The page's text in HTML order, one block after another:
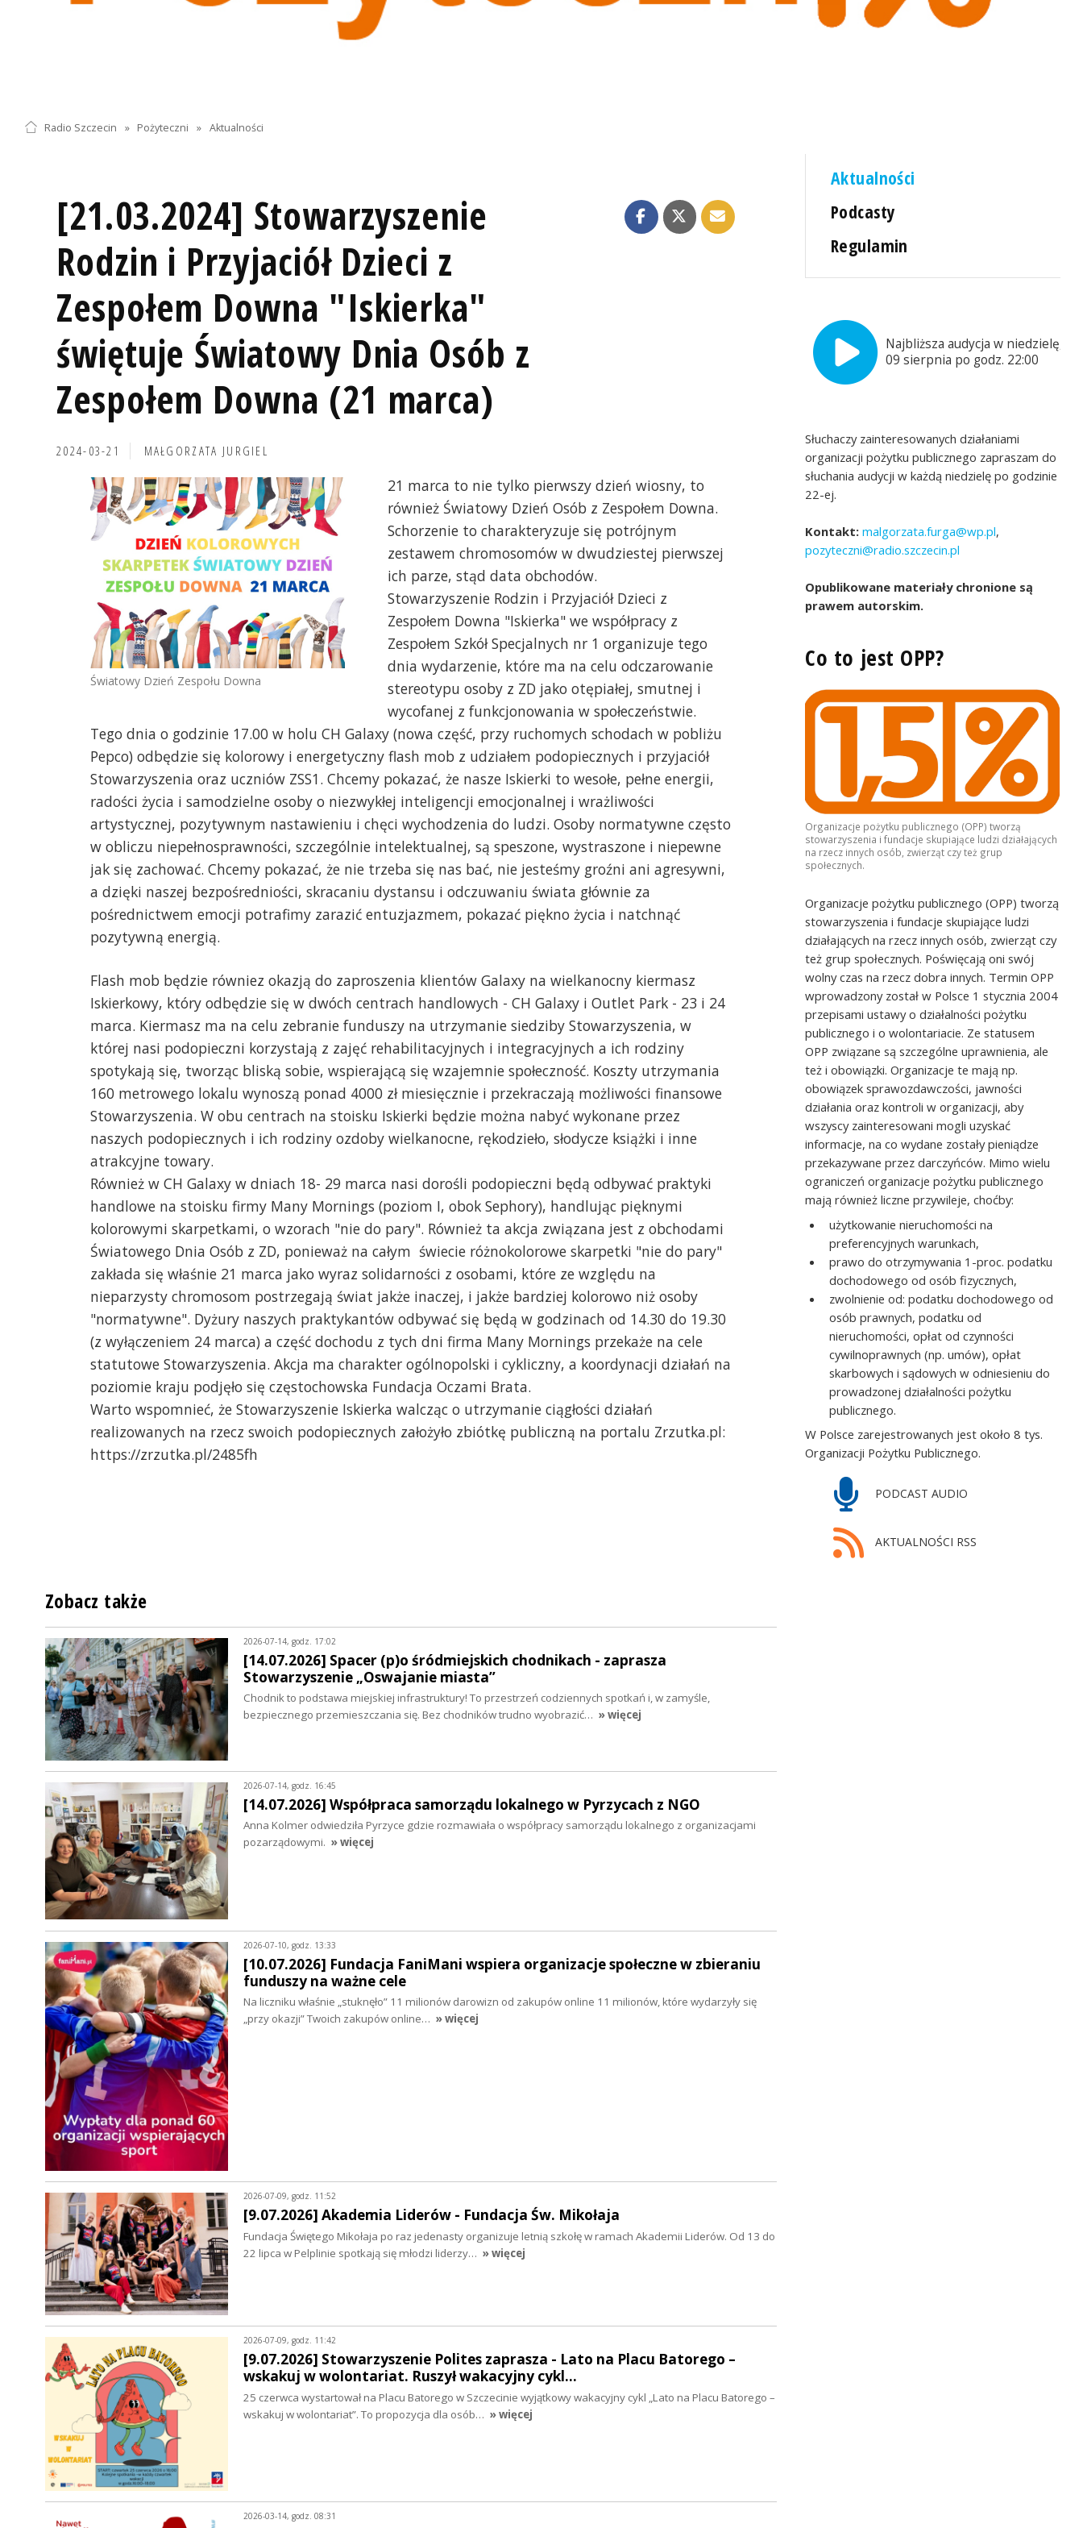
Radio Szczecin » Pożyteczni » Aktualności
[21.03.2024] Stowarzyszenie
Rodzin i Przyjaciół Dzieci z
Zespołem Downa "Iskierka"
świętuje Światowy Dnia Osób z
Zespołem Downa (21 marca)
2024-03-21 MAŁGORZATA JURGIEL
Światowy Dzień Zespołu Downa
21 marca to nie tylko pierwszy dzień wiosny, to
również Światowy Dzień Osób z Zespołem Downa.
Schorzenie to charakteryzuje się potrójnym
zestawem chromosomów w dwudziestej pierwszej
ich parze, stąd data obchodów.
Stowarzyszenie Rodzin i Przyjaciół Dzieci z
Zespołem Downa "Iskierka" we współpracy z
Zespołem Szkół Specjalnych nr 1 organizuje tego
dnia wydarzenie, które ma na celu odczarowanie
stereotypu osoby z ZD jako otępiałej, smutnej i
wycofanej z funkcjonowania w społeczeństwie.
Tego dnia o godzinie 17.00 w holu CH Galaxy (nowa część, przy ruchomych schodach w pobliżu
Pepco) odbędzie się kolorowy i energetyczny flash mob z udziałem podopiecznych i przyjaciół
Stowarzyszenia oraz uczniów ZSS1. Chcemy pokazać, że nasze Iskierki to wesołe, pełne energii,
radości życia i samodzielne osoby o niezwykłej inteligencji emocjonalnej i wrażliwości
artystycznej, pozytywnym nastawieniu i chęci wychodzenia do ludzi. Osoby normatywne często
w obliczu niepełnosprawności, szczególnie intelektualnej, są speszone, wystraszone i niepewne
jak się zachować. Chcemy pokazać, że nie trzeba się nas bać, nie jesteśmy groźni ani agresywni,
a dzięki naszej bezpośredniości, skracaniu dystansu i odczuwaniu świata głównie za
pośrednictwem emocji potrafimy zarazić entuzjazmem, pokazać piękno życia i natchnąć
pozytywną energią.
Flash mob będzie równiez okazją do zaproszenia klientów Galaxy na wielkanocny kiermasz
Iskierkowy, który odbędzie się w dwóch centrach handlowych - CH Galaxy i Outlet Park - 23 i 24
marca. Kiermasz ma na celu zebranie funduszy na utrzymanie siedziby Stowarzyszenia, w
której nasi podopieczni korzystają z zajęć rehabilitacyjnych i integracyjnych a ich rodziny
spotykają się, tworząc bliską sobie, wspierającą się wzajemnie społeczność. Koszty utrzymania
160 metrowego lokalu wynoszą ponad 4000 zł miesięcznie i przekraczają możliwości finansowe
Stowarzyszenia. W obu centrach na stoisku Iskierki będzie można nabyć wykonane przez
naszych podopiecznych i ich rodziny ozdoby wielkanocne, rękodzieło, słodycze książki i inne
atrakcyjne towary.
Również w CH Galaxy w dniach 18- 29 marca nasi dorośli podopieczni będą odbywać praktyki
handlowe na stoisku firmy Many Mornings (poziom I, obok Sephory), handlując pięknymi
kolorowymi skarpetkami, o wzorach "nie do pary". Również ta akcja związana jest z obchodami
Światowego Dnia Osób z ZD, ponieważ na całym świecie różnokolorowe skarpetki "nie do pary"
zakłada się właśnie 21 marca jako wyraz solidarności z osobami, które ze względu na
nieparzysty chromosom postrzegają świat jakże inaczej, i jakże bardziej kolorowo niż osoby
"normatywne". Dyżury naszych praktykantów odbywać się będą w godzinach od 14.30 do 19.30
(z wyłączeniem 24 marca) a część dochodu z tych dni firma Many Mornings przekaże na cele
statutowe Stowarzyszenia. Akcja ma charakter ogólnopolski i cykliczny, a koordynacji działań na
poziomie kraju podjęło się częstochowska Fundacja Oczami Brata.
Warto wspomnieć, że Stowarzyszenie Iskierka walcząc o utrzymanie ciągłości działań
realizowanych na rzecz swoich podopiecznych założyło zbiótkę publiczną na portalu Zrzutka.pl:
https://zrzutka.pl/2485fh
Aktualności
Podcasty
Regulamin
Najbliższa audycja w niedzielę,
09 sierpnia po godz. 22:00
Słuchaczy zainteresowanych działaniami
organizacji pożytku publicznego zapraszam do
słuchania audycji w każdą niedzielę po godzinie
22-ej.
Kontakt: malgorzata.furga@wp.pl,
pozyteczni@radio.szczecin.pl
Opublikowane materiały chronione są
prawem autorskim.
Co to jest OPP?
Organizacje pożytku publicznego (OPP) tworzą
stowarzyszenia i fundacje skupiające ludzi działających
na rzecz innych osób, zwierząt czy też grup
społecznych.
Organizacje pożytku publicznego (OPP) tworzą
stowarzyszenia i fundacje skupiające ludzi
działających na rzecz innych osób, zwierząt czy
też grup społecznych. Poświęcają oni swój
wolny czas na rzecz dobra innych. Termin OPP
wprowadzony został w Polsce 1 stycznia 2004
przepisami ustawy o działalności pożytku
publicznego i o wolontariacie. Ze statusem
OPP związane są szczególne uprawnienia, ale
też i obowiązki. Organizacje te mają np.
obowiązek sprawozdawczości, jawności
działania oraz kontroli w organizacji, aby
wszyscy zainteresowani mogli uzyskać
informacje, na co wydane zostały pieniądze
przekazywane przez darczyńców. Mimo wielu
ograniczeń organizacje pożytku publicznego
mają również liczne przywileje, choćby:
użytkowanie nieruchomości na
preferencyjnych warunkach,
prawo do otrzymywania 1-proc. podatku
dochodowego od osób fizycznych,
zwolnienie od: podatku dochodowego od
osób prawnych, podatku od
nieruchomości, opłat od czynności
cywilnoprawnych (np. umów), opłat
skarbowych i sądowych w odniesieniu do
prowadzonej działalności pożytku
publicznego.
W Polsce zarejestrowanych jest około 8 tys.
Organizacji Pożytku Publicznego.
PODCAST AUDIO
AKTUALNOŚCI RSS
Zobacz także
2026-07-14, godz. 17:02
[14.07.2026] Spacer (p)o śródmiejskich chodnikach - zaprasza
Stowarzyszenie „Oswajanie miasta”
Chodnik to podstawa miejskiej infrastruktury! To przestrzeń codziennych spotkań i, w zamyśle,
bezpiecznego przemieszczania się. Bez chodników trudno wyobrazić… » więcej
2026-07-14, godz. 16:45
[14.07.2026] Współpraca samorządu lokalnego w Pyrzycach z NGO
Anna Kolmer odwiedziła Pyrzyce gdzie rozmawiała o współpracy samorządu lokalnego z organizacjami
pozarządowymi. » więcej
2026-07-10, godz. 13:33
[10.07.2026] Fundacja FaniMani wspiera organizacje społeczne w zbieraniu
funduszy na ważne cele
Na liczniku właśnie „stuknęło” 11 milionów darowizn od zakupów online 11 milionów, które wydarzyły się
„przy okazji” Twoich zakupów online… » więcej
2026-07-09, godz. 11:52
[9.07.2026] Akademia Liderów - Fundacja Św. Mikołaja
Fundacja Świętego Mikołaja po raz jedenasty organizuje letnią szkołę w ramach Akademii Liderów. Od 13 do
22 lipca w Pelplinie spotkają się młodzi liderzy… » więcej
2026-07-09, godz. 11:42
[9.07.2026] Stowarzyszenie Polites zaprasza - Lato na Placu Batorego –
wskakuj w wolontariat. Ruszył wakacyjny cykl…
25 czerwca wystartował na Placu Batorego w Szczecinie wyjątkowy wakacyjny cykl „Lato na Placu Batorego –
wskakuj w wolontariat”. To propozycja dla osób… » więcej
2026-03-14, godz. 08:31